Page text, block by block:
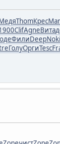
ThomКрес
ClifAgneВита
ФилиDeepNoki
ГолуОргиTesc